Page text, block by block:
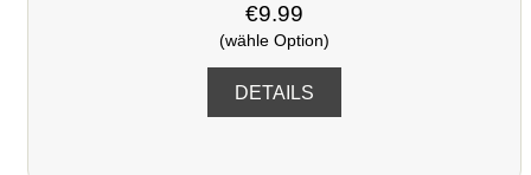
€9.99
(wähle Option)
DETAILS